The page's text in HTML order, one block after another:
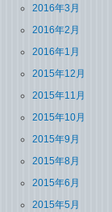
2016年3月
2016年2月
2016年1月
2015年12月
2015年11月
2015年10月
2015年9月
2015年8月
2015年6月
2015年5月